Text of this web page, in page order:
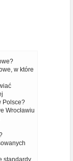
w które
Polsce?
Wrocławiu
standardy